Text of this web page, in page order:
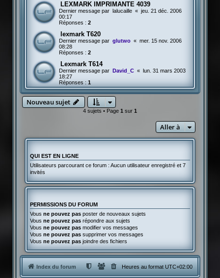
LEXMARK IMPRIMANTE 4039
Dernier message par lalucaille « jeu. 21 déc. 2006
00:17
Réponses : 2
lexmark T620
Dernier message par glutwo « mer. 15 nov. 2006
08:28
Réponses : 2
Lexmark T614
Dernier message par David_C «
lun. 31 mars 2003
18:27
Réponses :1
Nouveau sujet
4 sujets • Page 1sur 1
Aller à
QUI EST EN LIGNE
Utilisateurs parcourant ce forum : Aucun utilisateur enregistré et 7
invités
PERMISSIONS DU FORUM
Vous ne pouvez pasposter de nouveaux sujets
Vous ne pouvez pasrépondre aux sujets
Vous ne pouvez pasmodifier vos messages
Vous ne pouvez passupprimer vos messages
Vous ne pouvez pasjoindre des fichiers
Index du forum Heures au formatUTC+02:00